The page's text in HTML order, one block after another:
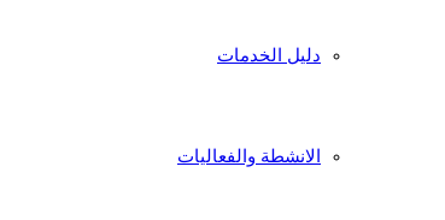
دليل الخدمات
الانشطة والفعاليات